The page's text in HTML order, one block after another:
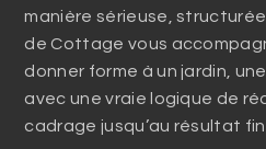
manière sérieuse,
de Cottage vous
donner forme à un jardin,
avec une vraie logique de
cadrage jusqu’au résultat